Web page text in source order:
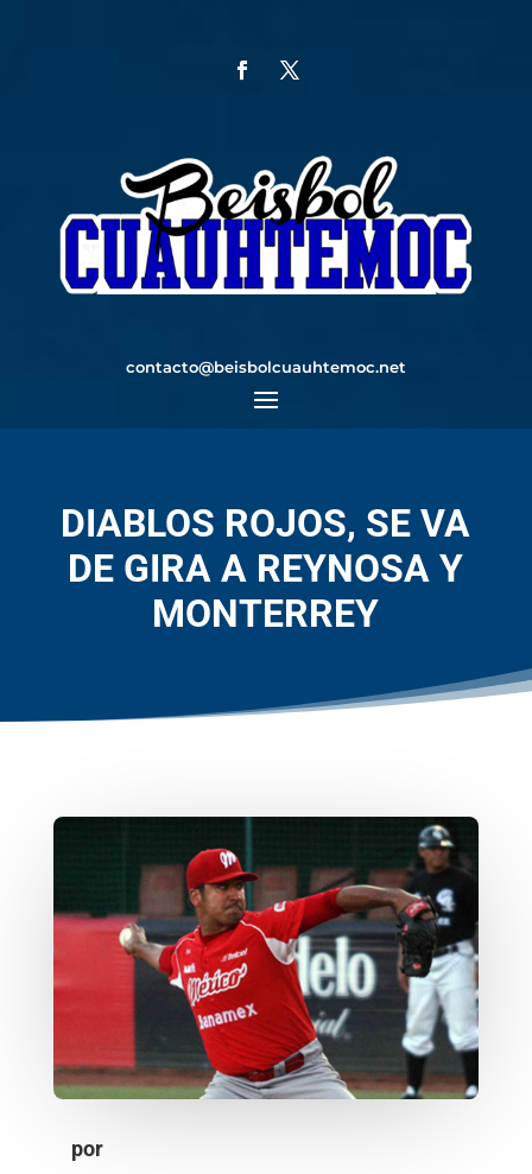
contacto@beisbolcuauhtemoc.net
DIABLOS ROJOS, SE VA
DE GIRA A REYNOSA Y
MONTERREY
por